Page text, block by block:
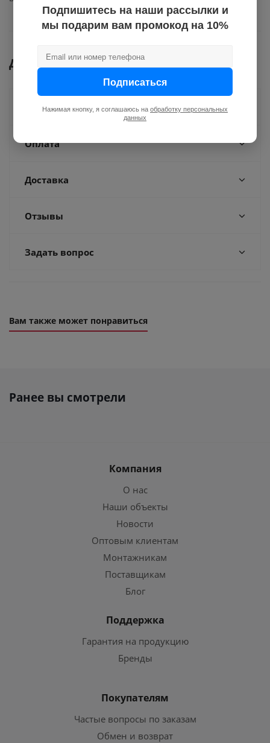
Документы
Как купить
Оплата
Доставка
Отзывы
Задать вопрос
Вам также может понравиться
Ранее вы смотрели
Компания
О нас
Наши объекты
Новости
Оптовым клиентам
Монтажникам
Поставщикам
Блог
Поддержка
Гарантия на продукцию
Бренды
Покупателям
Частые вопросы по заказам
Обмен и возврат
Подпишитесь на наши рассылки и
мы подарим вам промокод на 10%
Подписаться
Нажимая кнопку, я соглашаюсь на обработку персональных
данных